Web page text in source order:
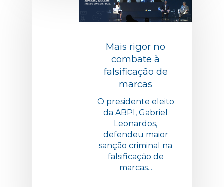
Mais rigor no
combate à
falsificação de
marcas
O presidente eleito
da ABPI, Gabriel
Leonardos,
defendeu maior
sanção criminal na
falsificação de
marcas...